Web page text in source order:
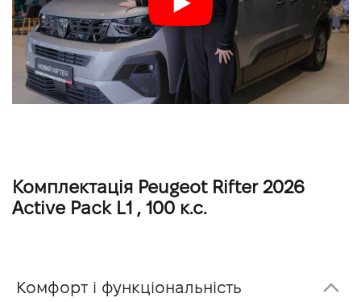
Комплектація Peugeot Rifter 2026
Active Pack L1 , 100 к.с.
Комфорт і функціональність